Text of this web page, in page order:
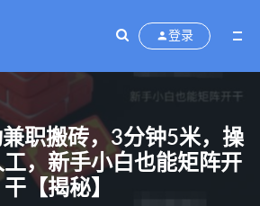
登录
职搬砖，3分钟5米，操
，新手小白也能矩阵开
干【揭秘】